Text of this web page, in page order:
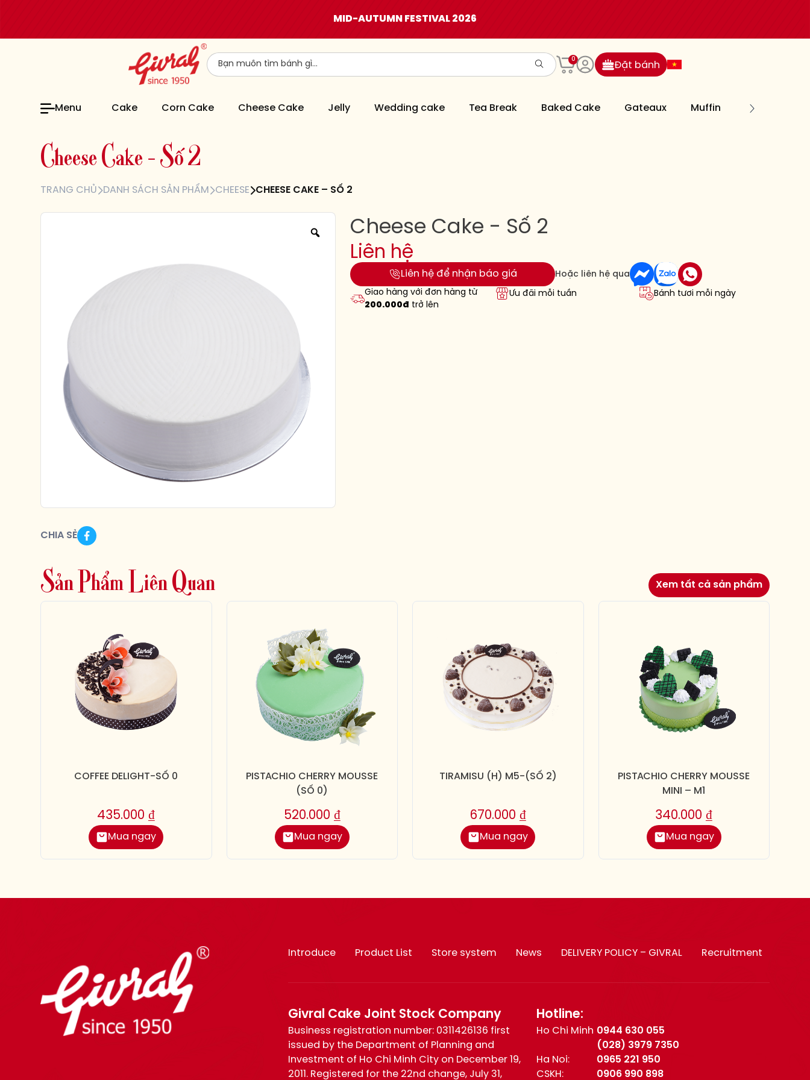
MID-AUTUMN FESTIVAL 2026
0
Đặt bánh
Menu Cake Corn Cake Cheese Cake Jelly Wedding cake Tea Break Baked Cake Gateaux Muffin Cookies
Cheese Cake – Số 2
TRANG CHỦ DANH SÁCH SẢN PHẨM CHEESE CHEESE CAKE – SỐ 2
CHIA SẺ
Cheese Cake - Số 2
Liên hệ
Liên hệ để nhận báo giá Hoặc liên hệ qua
Giao hàng với đơn hàng từ
200.000đ trở lên
Ưu đãi mỗi tuần Bánh tươi mỗi ngày
Sản Phẩm Liên Quan Xem tất cả sản phẩm
COFFEE DELIGHT-SỐ 0
Mua ngay
435.000 ₫
PISTACHIO CHERRY MOUSSE
(SỐ 0)
Mua ngay
520.000 ₫
TIRAMISU (H) M5-(SỐ 2)
Mua ngay
670.000 ₫
PISTACHIO CHERRY MOUSSE
MINI – M1
Mua ngay
340.000 ₫
Introduce Product List Store system News DELIVERY POLICY – GIVRAL Recruitment
Givral Cake Joint Stock Company
Business registration number: 0311426136 first
issued by the Department of Planning and
Investment of Ho Chi Minh City on December 19,
2011. Registered for the 22nd change, July 31,
Hotline:
Ho Chi Minh 0944 630 055
(028) 3979 7350
Ha Noi:
0965 221 950
CSKH:
0906 990 898